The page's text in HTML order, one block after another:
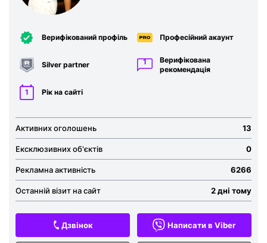
Верифікований профіль Професійний акаунт
Silver partner 1
Верифікована
рекомендація
1 Рік на сайті
Активних оголошень 13
Ексклюзивних об'єктів 0
Рекламна активність 6266
Останній візит на сайт 2 дні тому
Дзвінок Написати в Viber